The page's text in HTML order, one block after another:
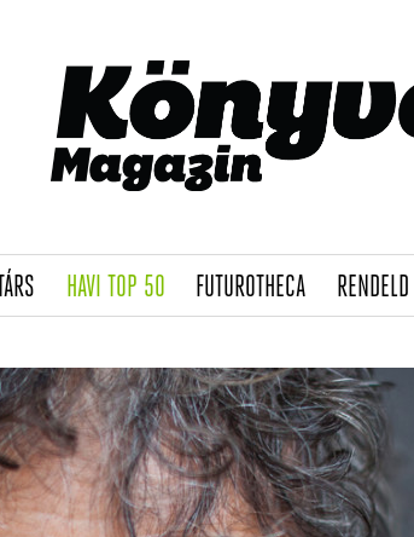
(CURRENT)
HAVI TOP 50(CURRENT)
FUTUROTHECA(CURRENT)